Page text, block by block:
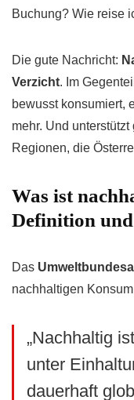
Buchung? Wie reise
Die gute Nachricht:
Verzicht. Im
bewusst konsumiert,
mehr. Und
Regionen, die
Was ist
Definition
Das
nachhaltigen
„Nachhaltig
unter
dauerhaft